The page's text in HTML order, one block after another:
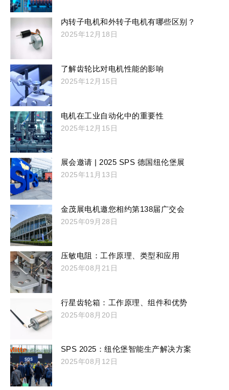
内转子电机和外转子电机有哪些区别？
2025年12月18日
了解齿轮比对电机性能的影响
2025年12月15日
电机在工业自动化中的重要性
2025年12月15日
展会邀请 | 2025 SPS 德国纽伦堡展
2025年11月13日
金茂展电机邀您相约第138届广交会
2025年09月28日
压敏电阻：工作原理、类型和应用
2025年08月21日
行星齿轮箱：工作原理、组件和优势
2025年08月20日
SPS 2025：纽伦堡智能生产解决方案
2025年08月12日